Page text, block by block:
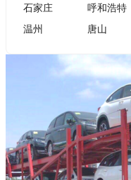
石家庄
呼和浩特
温州
唐山